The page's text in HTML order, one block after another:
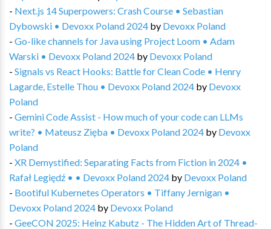
- Next.js 14 Superpowers: Crash Course • Sebastian
Dybowski • Devoxx Poland 2024 by Devoxx Poland
- Go-like channels for Java using Project Loom • Adam
Warski • Devoxx Poland 2024 by Devoxx Poland
- Signals vs React Hooks: Battle for Clean Code • Henry
Lagarde, Estelle Thou • Devoxx Poland 2024 by Devoxx
Poland
- Gemini Code Assist - How much of your code can LLMs
write? • Mateusz Zięba • Devoxx Poland 2024 by Devoxx
Poland
- XR Demystified: Separating Facts from Fiction in 2024 •
Rafał Legiędź • • Devoxx Poland 2024 by Devoxx Poland
- Bootiful Kubernetes Operators • Tiffany Jernigan •
Devoxx Poland 2024 by Devoxx Poland
- GeeCON 2025: Heinz Kabutz - The Hidden Art of Thread-